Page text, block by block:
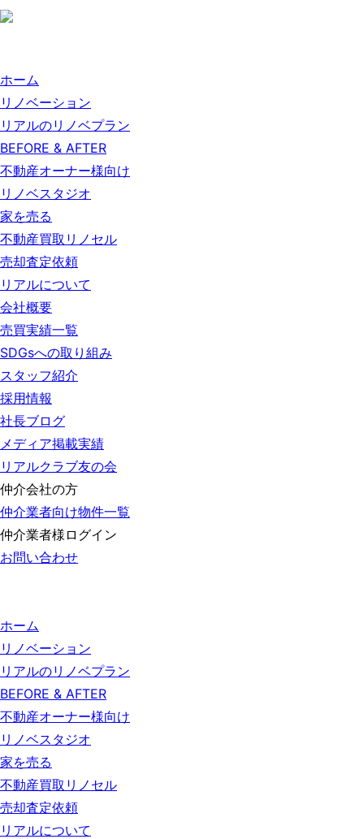
ホーム
リノベーション
リアルのリノベプラン
BEFORE & AFTER
不動産オーナー様向け
リノベスタジオ
家を売る
不動産買取リノセル
売却査定依頼
リアルについて
会社概要
売買実績一覧
SDGsへの取り組み
スタッフ紹介
採用情報
社長ブログ
メディア掲載実績
リアルクラブ友の会
仲介会社の方
仲介業者向け物件一覧
仲介業者様ログイン
お問い合わせ
ホーム
リノベーション
リアルのリノベプラン
BEFORE & AFTER
不動産オーナー様向け
リノベスタジオ
家を売る
不動産買取リノセル
売却査定依頼
リアルについて